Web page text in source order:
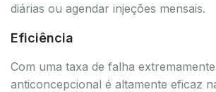
diárias ou agendar injeções mensais.
Eficiência
Com uma taxa de falha
anticoncepcional é altamente eficaz